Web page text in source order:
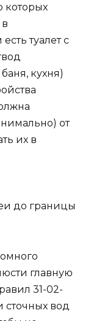
которых
туалет с
кухня)
от
их в
до границы
главную
31-02-
сточных вод